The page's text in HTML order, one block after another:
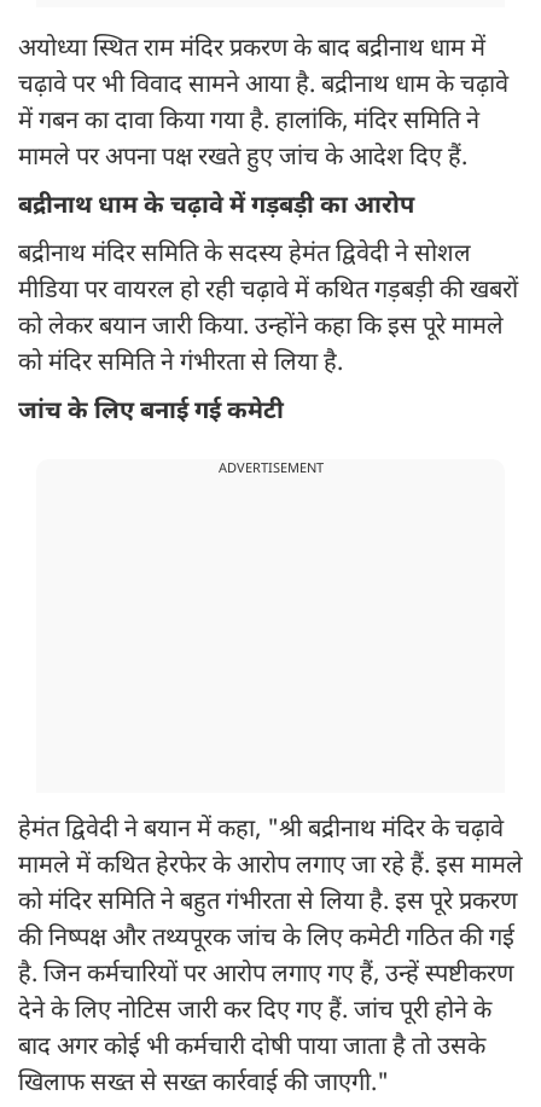
अयोध्या स्थित राम मंदिर प्रकरण के बाद बद्रीनाथ धाम में
चढ़ावे पर भी विवाद सामने आया है. बद्रीनाथ धाम के चढ़ावे
में गबन का दावा किया गया है. हालांकि, मंदिर समिति ने
मामले पर अपना पक्ष रखते हुए जांच के आदेश दिए हैं.
बद्रीनाथ धाम के चढ़ावे में गड़बड़ी का आरोप
बद्रीनाथ मंदिर समिति के सदस्य हेमंत द्विवेदी ने सोशल
मीडिया पर वायरल हो रही चढ़ावे में कथित गड़बड़ी की खबरों
को लेकर बयान जारी किया. उन्होंने कहा कि इस पूरे मामले
को मंदिर समिति ने गंभीरता से लिया है.
जांच के लिए बनाई गई कमेटी
ADVERTISEMENT
हेमंत द्विवेदी ने बयान में कहा, "श्री बद्रीनाथ मंदिर के चढ़ावे
मामले में कथित हेरफेर के आरोप लगाए जा रहे हैं. इस मामले
को मंदिर समिति ने बहुत गंभीरता से लिया है. इस पूरे प्रकरण
की निष्पक्ष और तथ्यपूरक जांच के लिए कमेटी गठित की गई
है. जिन कर्मचारियों पर आरोप लगाए गए हैं, उन्हें स्पष्टीकरण
देने के लिए नोटिस जारी कर दिए गए हैं. जांच पूरी होने के
बाद अगर कोई भी कर्मचारी दोषी पाया जाता है तो उसके
खिलाफ सख्त से सख्त कार्रवाई की जाएगी."